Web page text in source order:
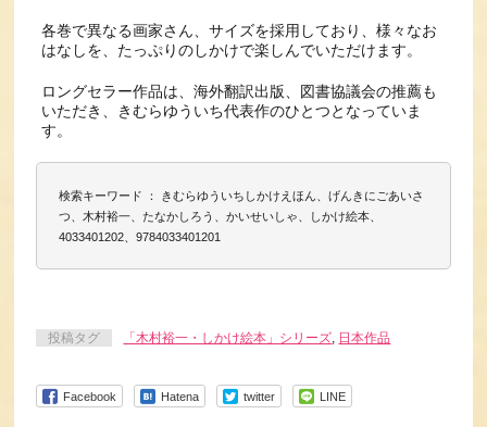
各巻で異なる画家さん、サイズを採用しており、様々なお
はなしを、たっぷりのしかけで楽しんでいただけます。
ロングセラー作品は、海外翻訳出版、図書協議会の推薦も
いただき、きむらゆういち代表作のひとつとなっていま
す。
検索キーワード ： きむらゆういちしかけえほん、げんきにごあいさ
つ、木村裕一、たなかしろう、かいせいしゃ、しかけ絵本、
4033401202、9784033401201
投稿タグ 「木村裕一・しかけ絵本」シリーズ, 日本作品
Facebook Hatena twitter LINE